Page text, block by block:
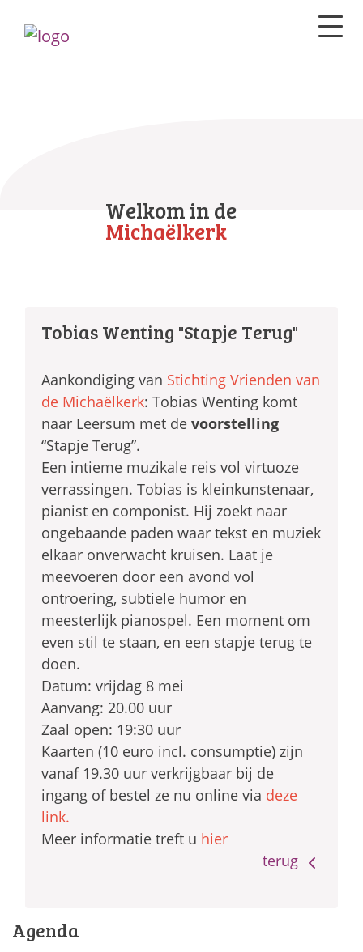
Welkom in de
Michaëlkerk
Tobias Wenting "Stapje Terug"
Aankondiging van Stichting Vrienden van
de Michaëlkerk: Tobias Wenting komt
naar Leersum met de voorstelling
“Stapje Terug”.
Een intieme muzikale reis vol virtuoze
verrassingen. Tobias is kleinkunstenaar,
pianist en componist. Hij zoekt naar
ongebaande paden waar tekst en muziek
elkaar onverwacht kruisen. Laat je
meevoeren door een avond vol
ontroering, subtiele humor en
meesterlijk pianospel. Een moment om
even stil te staan, en een stapje terug te
doen.
Datum: vrijdag 8 mei
Aanvang: 20.00 uur
Zaal open: 19:30 uur
Kaarten (10 euro incl. consumptie) zijn
vanaf 19.30 uur verkrijgbaar bij de
ingang of bestel ze nu online via deze
link.
Meer informatie treft u hier
terug
Agenda